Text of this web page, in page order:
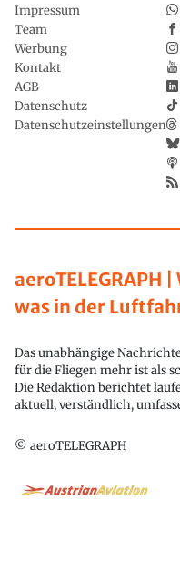
aeroTELEGRAPH
was in der
Das unabhängige
für die Fliegen mehr ist als
Die Redaktion berichtet
aktuell, verständlich,
© aeroTELEGRAPH
Impressum
Team
Werbung
Kontakt
AGB
Datenschutz
Datenschutzeinstellungen